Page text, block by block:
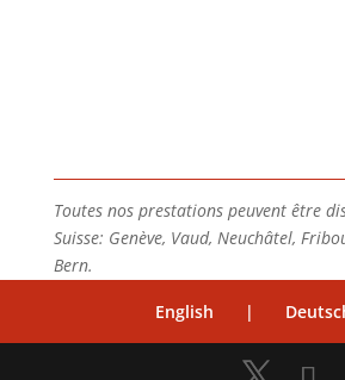
Toutes nos prestations peuvent être
Suisse: Genève, Vaud, Neuchâtel,
Bern.
English |